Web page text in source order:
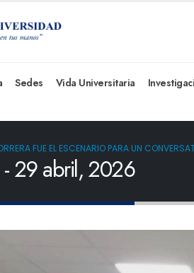
Sedes Vida Universitaria
FUE EL ESCENARIO PARA UN
- 29 abril, 2026